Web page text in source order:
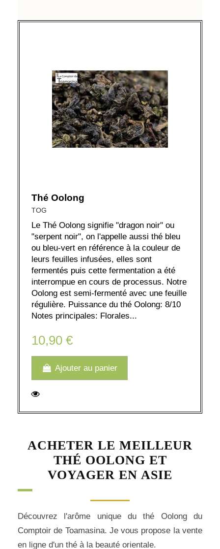
Thé Oolong
TOG
Le Thé Oolong signifie "dragon noir" ou
"serpent noir", on l'appelle aussi thé bleu
ou bleu-vert en référence à la couleur de
leurs feuilles infusées, elles sont
fermentés puis cette fermentation a été
interrompue en cours de processus. Notre
Oolong est semi-fermenté avec une feuille
régulière. Puissance du thé Oolong: 8/10
Notes principales: Florales...
10,90 €
Ajouter au panier
ACHETER LE MEILLEUR
THÉ OOLONG ET
VOYAGER EN ASIE
Découvrez l'arôme unique du thé Oolong du
Comptoir de Toamasina. Je vous propose la vente
en ligne d'un thé à la beauté orientale.